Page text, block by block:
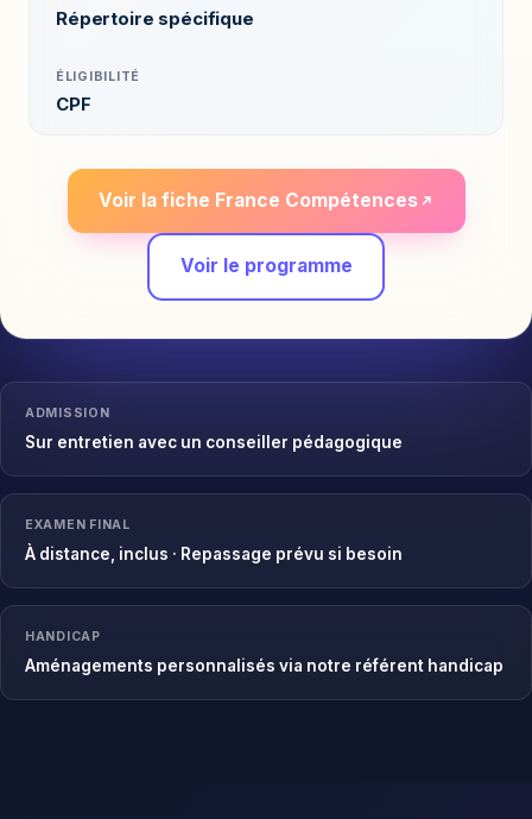
Répertoire spécifique
ÉLIGIBILITÉ
CPF
Voir la fiche France Compétences
Voir le programme
ADMISSION
Sur entretien avec un conseiller pédagogique
EXAMEN FINAL
À distance, inclus · Repassage prévu si besoin
HANDICAP
Aménagements personnalisés via notre référent handicap